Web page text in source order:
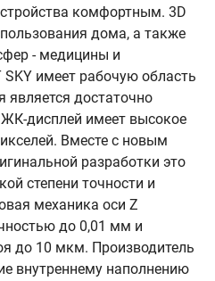
комфортным. 3D
дома, а также
- медицины и
имеет рабочую область
является достаточно
дисплей имеет высокое
Вместе с новым
разработки это
степени точности и
механика оси Z
до 0,01 мм и
до 10 мкм. Производитель
внутреннему наполнению